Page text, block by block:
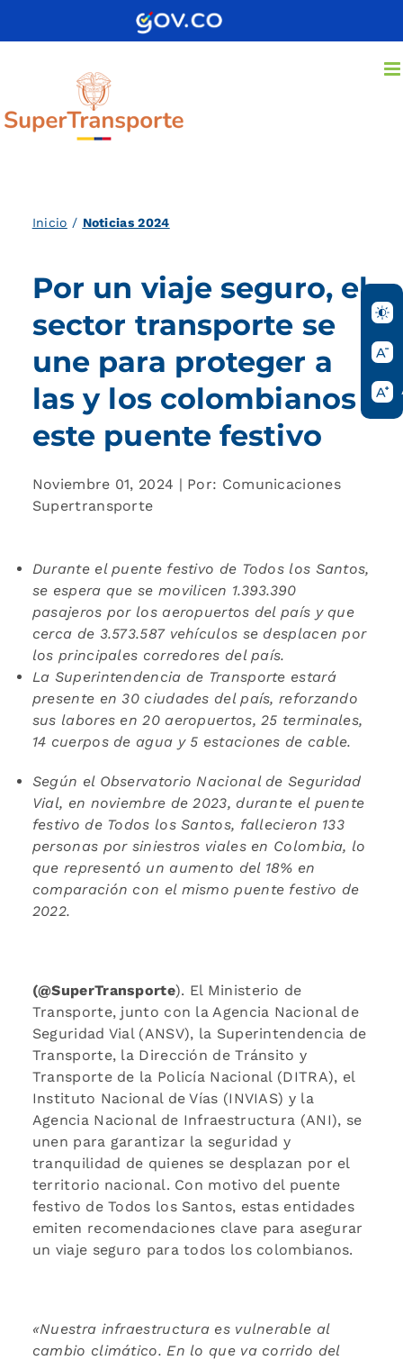
Inicio / Noticias 2024
Por un viaje seguro, el
sector transporte se
une para proteger a
las y los colombianos
este puente festivo
Noviembre 01, 2024 | Por: Comunicaciones
Supertransporte
Durante el puente festivo de Todos los Santos,
se espera que se movilicen 1.393.390
pasajeros por los aeropuertos del país y que
cerca de 3.573.587 vehículos se desplacen por
los principales corredores del país.
La Superintendencia de Transporte estará
presente en 30 ciudades del país,reforzando
sus labores en 20 aeropuertos, 25 terminales,
14 cuerpos de agua y 5 estaciones de cable.
Según el Observatorio Nacional de Seguridad
Vial, en noviembre de 2023, durante el puente
festivo de Todos los Santos, fallecieron 133
personas por siniestros viales en Colombia, lo
que representó un aumento del 18% en
comparación con el mismo puente festivo de
2022.
(@SuperTransporte). El Ministerio de
Transporte, junto con la Agencia Nacional de
Seguridad Vial (ANSV), la Superintendencia de
Transporte, la Dirección de Tránsito y
Transporte de la Policía Nacional (DITRA), el
Instituto Nacional de Vías (INVIAS) y la
Agencia Nacional de Infraestructura (ANI), se
unen para garantizar la seguridad y
tranquilidad de quienes se desplazan por el
territorio nacional. Con motivo del puente
festivo de Todos los Santos, estas entidades
emiten recomendaciones clave para asegurar
un viaje seguro para todos los colombianos.
«Nuestra infraestructura es vulnerable al
cambio climático. En lo que va corrido del